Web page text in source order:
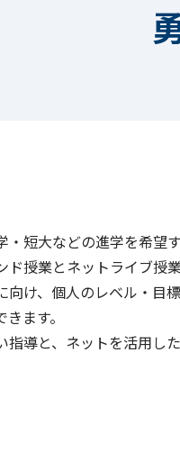
・短大などの進学を希望
授業とネットライブ授
向け、個人のレベル・目
ます。
指導と、ネットを活用し